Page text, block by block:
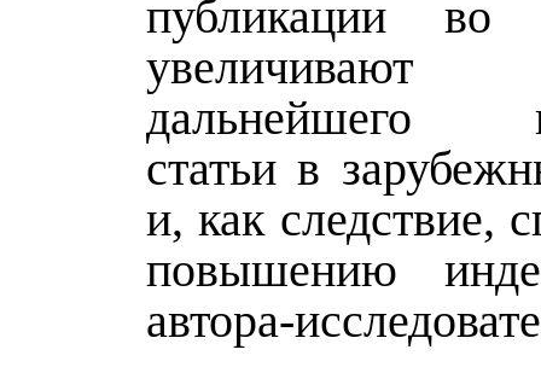
публикации во
увеличивают
дальнейшего
статьи в
и, как следствие,
повышению
автора-